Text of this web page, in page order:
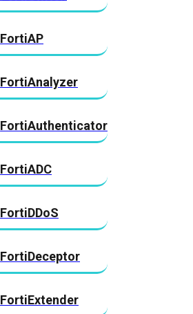
FortiAP
FortiAnalyzer
FortiAuthenticator
FortiADC
FortiDDoS
FortiDeceptor
FortiExtender